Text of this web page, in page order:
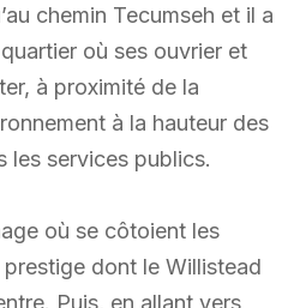
chemin Tecumseh et il a
où ses ouvrier et
à proximité de la
à la hauteur des
les services publics.
où se côtoient les
dont le Willistead
Puis, en allant vers